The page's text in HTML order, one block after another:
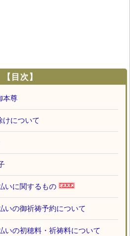
【目次】
本尊
けについて
いに関するもの
いの御祈祷予約について
いの初穂料・祈祷料について